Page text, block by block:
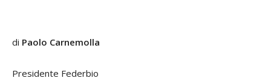
di Paolo Carnemolla
Presidente Federbio